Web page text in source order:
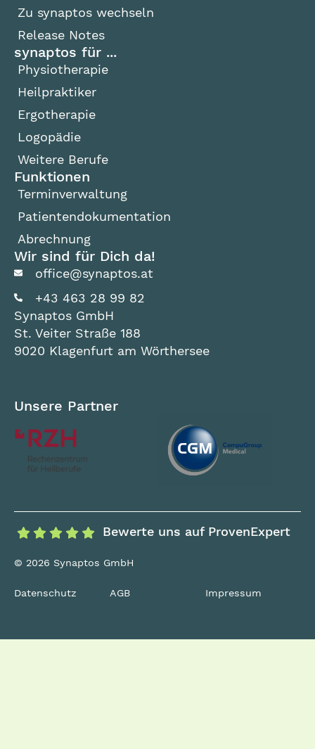
Zu synaptos wechseln
Release Notes
synaptos für ...
Physiotherapie
Heilpraktiker
Ergotherapie
Logopädie
Weitere Berufe
Funktionen
Terminverwaltung
Patientendokumentation
Abrechnung
Wir sind für Dich da!
office@synaptos.at
+43 463 28 99 82
Synaptos GmbH
St. Veiter Straße 188
9020 Klagenfurt am Wörthersee
Unsere Partner
Bewerte uns auf ProvenExpert
© 2026 Synaptos GmbH
Datenschutz AGB Impressum